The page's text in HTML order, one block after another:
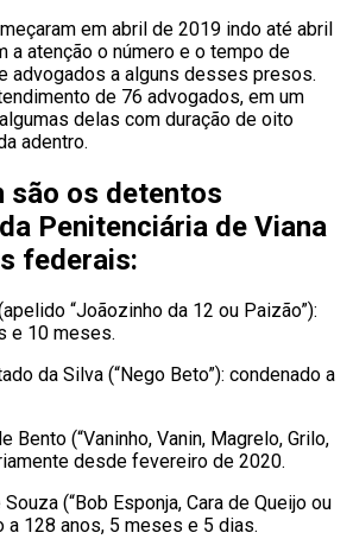
em abril de 2019 indo até abril
a atenção o número e o tempo de
advogados a alguns desses presos.
de 76 advogados, em um
delas com duração de oito
adentro.
são os detentos
Penitenciária de Viana
federais:
“Joãozinho da 12 ou Paizão”):
e 10 meses.
da Silva (“Nego Beto”): condenado a
Bento (“Vaninho, Vanin, Magrelo, Grilo,
desde fevereiro de 2020.
(“Bob Esponja, Cara de Queijo ou
a 128 anos, 5 meses e 5 dias.